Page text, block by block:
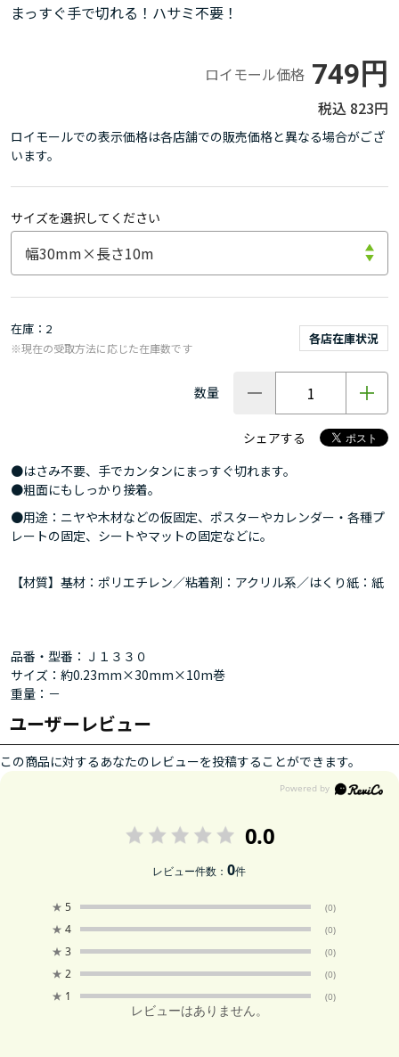
まっすぐ手で切れる！ハサミ不要！
ロイモール価格 749円
823円
ロイモールでの表示価格は各店舗での販売価格と異なる場合がござ
います。
サイズを選択してください
在庫 2
各店在庫状況
※現在の受取方法に応じた在庫数です
数量
シェアする
●はさみ不要、手でカンタンにまっすぐ切れます。
●粗面にもしっかり接着。
●用途：ニヤや木材などの仮固定、ポスターやカレンダー・各種プ
レートの固定、シートやマットの固定などに。
【材質】基材：ポリエチレン／粘着剤：アクリル系／はくり紙：紙
品番・型番：Ｊ１３３０
サイズ：約0.23mm×30mm×10m巻
重量：－
ユーザーレビュー
この商品に対するあなたのレビューを投稿することができます。
0.0
レビュー件数：0件
★ 5 (0)
★ 4 (0)
★ 3 (0)
★ 2 (0)
★ 1 (0)
レビューはありません。